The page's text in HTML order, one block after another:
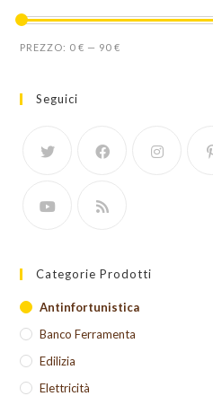
Prezzo
Prezzo
PREZZO: 0 € — 90 €
Seguici
Categorie Prodotti
Antinfortunistica
Banco Ferramenta
Edilizia
Elettricità